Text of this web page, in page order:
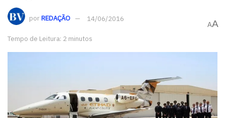
porREDAÇÃO 14/06/2016
Tempo de Leitura: 2 minutos
AA